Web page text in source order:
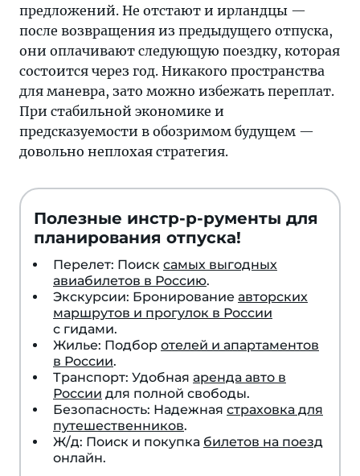
предложений. Не отстают и ирландцы —
после возвращения из предыдущего отпуска,
они оплачивают следующую поездку, которая
состоится через год. Никакого пространства
для маневра, зато можно избежать переплат.
При стабильной экономике и
предсказуемости в обозримом будущем —
довольно неплохая стратегия.
Полезные инстр-р-рументы для
планирования отпуска!
Перелет: Поиск самых выгодных
авиабилетов в Россию.
Экскурсии: Бронирование авторских
маршрутов и прогулок в России
с гидами.
Жилье: Подбор отелей и апартаментов
в России.
Транспорт: Удобная аренда авто в
России для полной свободы.
Безопасность: Надежная страховка для
путешественников.
Ж/д: Поиск и покупка билетов на поезд
онлайн.